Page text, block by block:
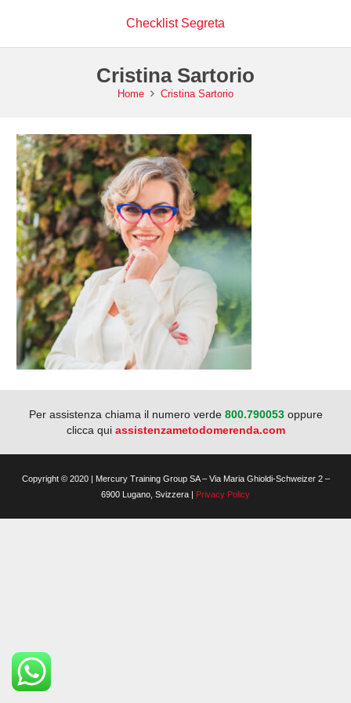
Checklist Segreta
Cristina Sartorio
Home Cristina Sartorio
Per assistenza chiama il numero verde 800.790053 oppure
clicca qui assistenzametodomerenda.com
Copyright © 2020 | Mercury Training Group SA – Via Maria Ghioldi-Schweizer 2 –
6900 Lugano, Svizzera | Privacy Policy